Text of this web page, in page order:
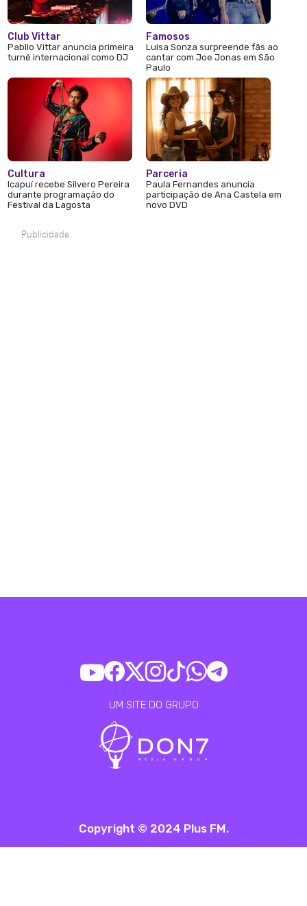
Club Vittar
Pabllo Vittar anuncia primeira
turnê internacional como DJ
Cultura
Icapuí recebe Silvero Pereira
durante programação do
Festival da Lagosta
Famosos
Luísa Sonza surpreende fãs ao
cantar com Joe Jonas em São
Paulo
Parceria
Paula Fernandes anuncia
participação de Ana Castela em
novo DVD
Publicidade
UM SITE DO GRUPO
Copyright © 2024 Plus FM.